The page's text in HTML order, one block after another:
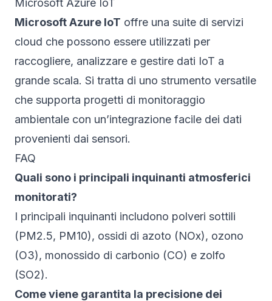
Microsoft Azure IoT offre una suite di servizi
cloud che possono essere utilizzati per
raccogliere, analizzare e gestire dati IoT a
grande scala. Si tratta di uno strumento versatile
che supporta progetti di monitoraggio
ambientale con un’integrazione facile dei dati
provenienti dai sensori.
FAQ
Quali sono i principali inquinanti atmosferici
monitorati?
I principali inquinanti includono polveri sottili
(PM2.5, PM10), ossidi di azoto (NOx), ozono
(O3), monossido di carbonio (CO) e zolfo
(SO2).
Come viene garantita la precisione dei